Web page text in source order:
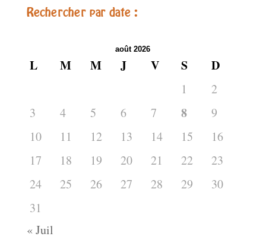
Rechercher par date :
août 2026
L M M J V S D
1
2
3
4 5 6 7 8
9
10
11 12 13 14 15
16
17
18 19 20 21 22
23
24
25 26 27 28 29
30
31
« Juil